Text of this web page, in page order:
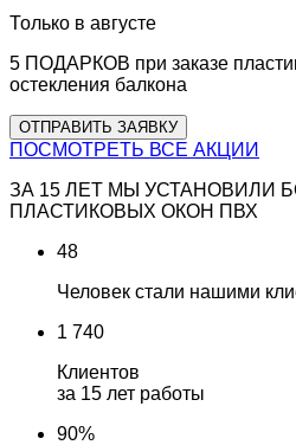
Только в августе
5 ПОДАРКОВ при заказе
остекления балкона
ОТПРАВИТЬ ЗАЯВКУ
ПОСМОТРЕТЬ ВСЕ АКЦИИ
ЗА 15 ЛЕТ МЫ УСТАНОВИЛИ
ПЛАСТИКОВЫХ ОКОН ПВХ
48
Человек стали нашими
1 740
Клиентов
за 15 лет работы
90%